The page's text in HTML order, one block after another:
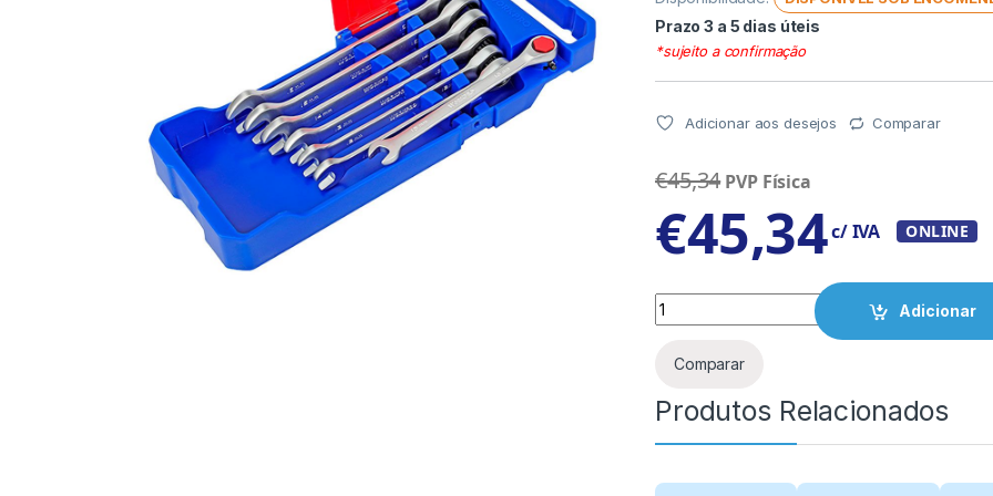
Prazo 3 a 5 dias úteis
*sujeito a confirmação
Adicionar aos desejos Comparar
€45,34 PVP Física
€45,34c/ IVA ONLINE
Quantity
Adicionar
Comparar
Produtos Relacionados